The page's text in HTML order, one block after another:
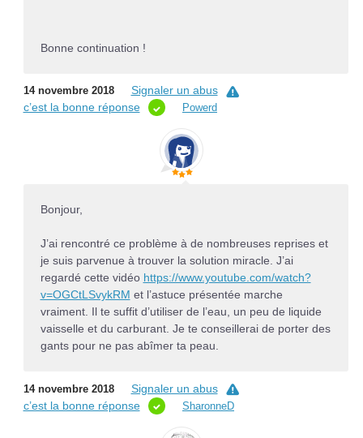
Bonne continuation !
14 novembre 2018
Signaler un abus
c’est la bonne réponse
Powerd
Bonjour,
J’ai rencontré ce problème à de nombreuses reprises et
je suis parvenue à trouver la solution miracle. J’ai
regardé cette vidéo https://www.youtube.com/watch?
v=OGCtLSvykRM et l’astuce présentée marche
vraiment. Il te suffit d’utiliser de l’eau, un peu de liquide
vaisselle et du carburant. Je te conseillerai de porter des
gants pour ne pas abîmer ta peau.
14 novembre 2018
Signaler un abus
c’est la bonne réponse
SharonneD